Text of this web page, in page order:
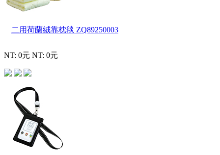
二用荷蘭絨靠枕毯 ZQ89250003
NT: 0元 NT: 0元